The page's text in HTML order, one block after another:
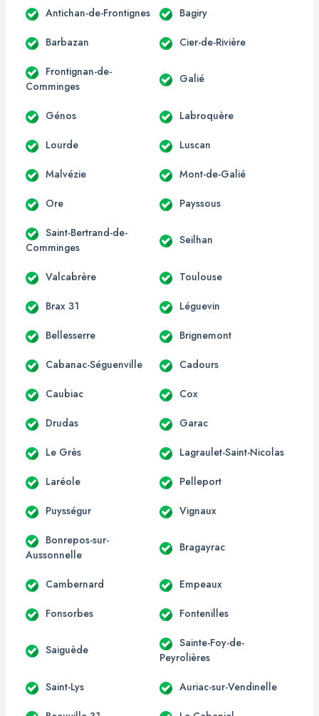
Antichan-de-Frontignes Bagiry
Barbazan Cier-de-Rivière
Frontignan-de-
Comminges
Galié
Génos Labroquère
Lourde Luscan
Malvézie Mont-de-Galié
Ore Payssous
Saint-Bertrand-de-
Comminges
Seilhan
Valcabrère Toulouse
Brax 31 Léguevin
Bellesserre Brignemont
Cabanac-Séguenville Cadours
Caubiac Cox
Drudas Garac
Le Grès Lagraulet-Saint-Nicolas
Laréole Pelleport
Puysségur Vignaux
Bonrepos-sur-
Aussonnelle
Bragayrac
Cambernard Empeaux
Fonsorbes Fontenilles
Saiguède
Sainte-Foy-de-
Peyrolières
Saint-Lys Auriac-sur-Vendinelle